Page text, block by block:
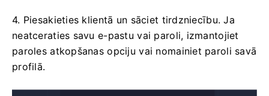
4. Piesakieties klientā un sāciet tirdzniecību. Ja
neatceraties savu e-pastu vai paroli, izmantojiet
paroles atkopšanas opciju vai nomainiet paroli savā
profilā.